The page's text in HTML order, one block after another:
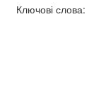
Ключові слова: